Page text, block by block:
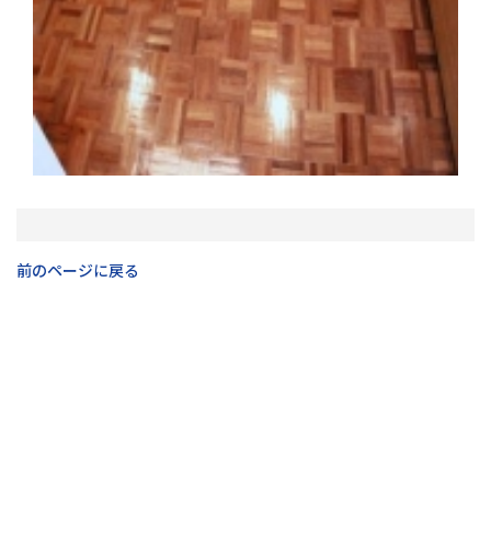
前のページに戻る